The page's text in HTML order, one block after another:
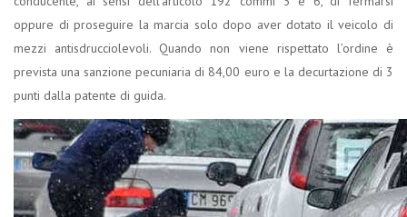
oppure di proseguire la marcia solo dopo aver dotato il veicolo di
mezzi antisdrucciolevoli. Quando non viene rispettato l’ordine è
prevista una sanzione pecuniaria di 84,00 euro e la decurtazione di 3
punti dalla patente di guida.